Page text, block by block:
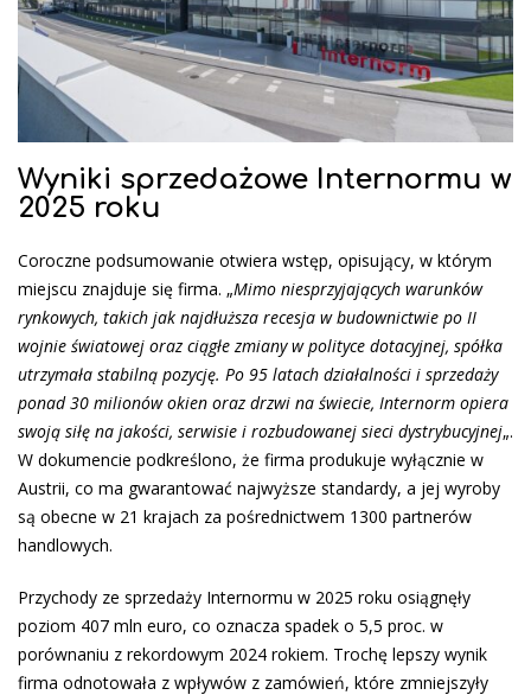
Wyniki sprzedażowe Internormu w
2025 roku
Coroczne podsumowanie otwiera wstęp, opisujący, w którym
miejscu znajduje się firma. „Mimo niesprzyjających warunków
rynkowych, takich jak najdłuższa recesja w budownictwie po II
wojnie światowej oraz ciągłe zmiany w polityce dotacyjnej, spółka
utrzymała stabilną pozycję. Po 95 latach działalności i sprzedaży
ponad 30 milionów okien oraz drzwi na świecie, Internorm opiera
swoją siłę na jakości, serwisie i rozbudowanej sieci dystrybucyjnej„.
W dokumencie podkreślono, że firma produkuje wyłącznie w
Austrii, co ma gwarantować najwyższe standardy, a jej wyroby
są obecne w 21 krajach za pośrednictwem 1300 partnerów
handlowych.
Przychody ze sprzedaży Internormu w 2025 roku osiągnęły
poziom 407 mln euro, co oznacza spadek o 5,5 proc. w
porównaniu z rekordowym 2024 rokiem. Trochę lepszy wynik
firma odnotowała z wpływów z zamówień, które zmniejszyły